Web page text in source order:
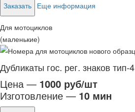
Заказать Еще информация
Для мотоциклов
(маленькие)
Дубликаты гос. рег. знаков тип-4
Цена — 1000 руб/шт
Изготовление — 10 мин